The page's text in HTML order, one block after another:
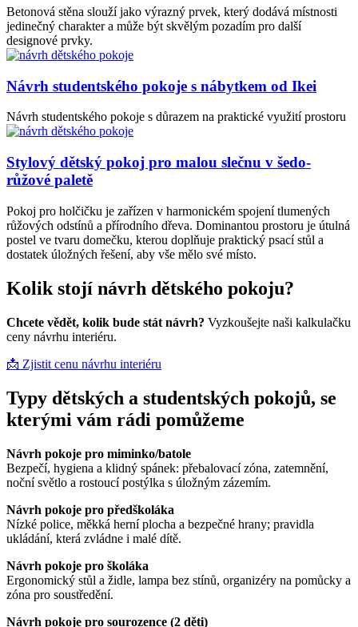
Betonová stěna slouží jako výrazný prvek, který dodává místnosti
jedinečný charakter a může být skvělým pozadím pro další
designové prvky.
Návrh studentského pokoje s nábytkem od Ikei
Návrh studentského pokoje s důrazem na praktické využití prostoru
Stylový dětský pokoj pro malou slečnu v šedo-
růžové paletě
Pokoj pro holčičku je zařízen v harmonickém spojení tlumených
růžových odstínů a přírodního dřeva. Dominantou prostoru je útulná
postel ve tvaru domečku, kterou doplňuje praktický psací stůl a
dostatek úložných řešení, aby vše mělo své místo.
Kolik stojí návrh dětského pokoju?
Chcete vědět, kolik bude stát návrh? Vyzkoušejte naši kalkulačku
ceny návrhu interiéru.
📩 Zjistit cenu návrhu interiéru
Typy dětských a studentských pokojů, se
kterými vám rádi pomůžeme
Návrh pokoje pro miminko/batole
Bezpečí, hygiena a klidný spánek: přebalovací zóna, zatemnění,
noční světlo a rostoucí postýlka s úložným zázemím.
Návrh pokoje pro předškoláka
Nízké police, měkká herní plocha a bezpečné hrany; pravidla
ukládání, která zvládne i malé dítě.
Návrh pokoje pro školáka
Ergonomický stůl a židle, lampa bez stínů, organizéry na pomůcky a
zóna pro soustředění.
Návrh pokoje pro sourozence (2 děti)